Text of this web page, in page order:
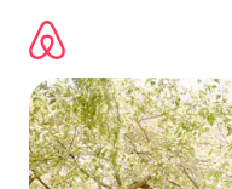
sadržaj